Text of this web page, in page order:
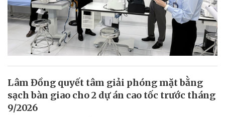
Lâm Đồng quyết tâm giải phóng mặt bằng
sạch bàn giao cho 2 dự án cao tốc trước tháng
9/2026